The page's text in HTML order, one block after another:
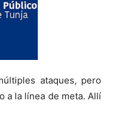
ataques, pero
a la línea de meta. Allí